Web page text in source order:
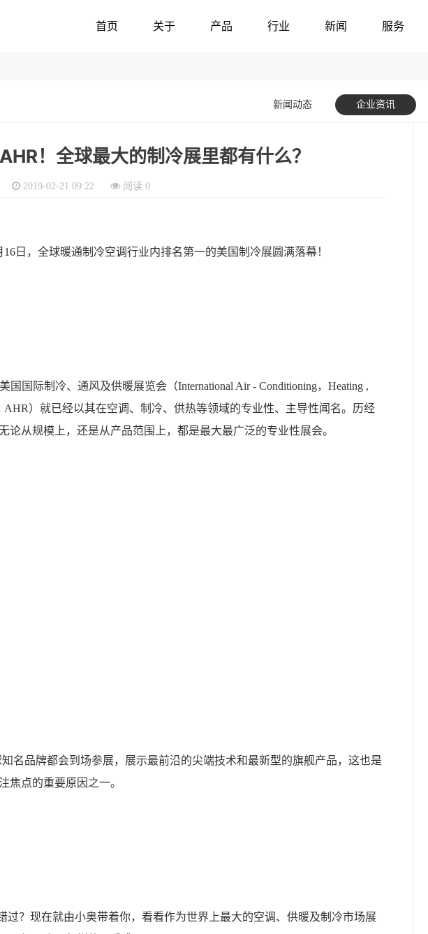
首页 关于 产品 行业 新闻 服务
新闻动态 企业资讯
！全球最大的制冷展里都有什么？
2019-02-21 09:22 阅读 0
16日，全球暖通制冷空调行业内排名第一的美国制冷展圆满落幕！
国国际制冷、通风及供暖展览会（International Air - Conditioning，Heating ,
AHR）就已经以其在空调、制冷、供热等领域的专业性、主导性闻名。历经
论从规模上，还是从产品范围上，都是最大最广泛的专业性展会。
名品牌都会到场参展，展示最前沿的尖端技术和最新型的旗舰产品，这也是
焦点的重要原因之一。
过？现在就由小奥带着你，看看作为世界上最大的空调、供暖及制冷市场展